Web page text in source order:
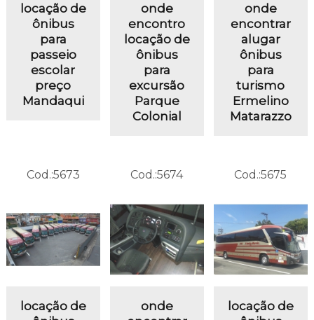
locação de
ônibus
para
passeio
escolar
preço
Mandaqui
onde
encontro
locação de
ônibus
para
excursão
Parque
Colonial
onde
encontrar
alugar
ônibus
para
turismo
Ermelino
Matarazzo
Cod.:5673
locação de
Cod.:5674
onde
Cod.:5675
locação de